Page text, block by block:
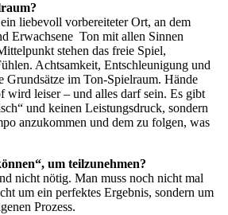
liebevoll vorbereiteter Ort, an dem
Erwachsene Ton mit allen Sinnen
stehen das freie Spiel,
Achtsamkeit, Entschleunigung und
im Ton-Spielraum. Hände
wird leiser – und alles darf sein. Es gibt
und keinen Leistungsdruck, sondern
anzukommen und dem zu folgen, was
um teilzunehmen?
nicht nötig. Man muss noch nicht mal
um ein perfektes Ergebnis, sondern um
Prozess.